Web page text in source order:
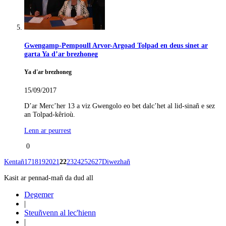
Gwengamp-Pempoull Arvor-Argoad Tolpad en deus sinet ar
garta Ya d’ar brezhoneg
Ya d'ar brezhoneg
15/09/2017
D’ar Merc’her 13 a viz Gwengolo eo bet dalc’het al lid-sinañ e sez
an Tolpad-kêrioù.
Lenn ar peurrest
0
Kentañ1718192021222324252627Diwezhañ
Kasit ar pennad-mañ da dud all
Degemer
|
Steuñvenn al lec'hienn
|